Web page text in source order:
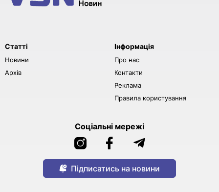
Статті
Новини
Архів
Інформація
Про нас
Контакти
Реклама
Правила користування
Соціальні мережі
Підписатись на новини